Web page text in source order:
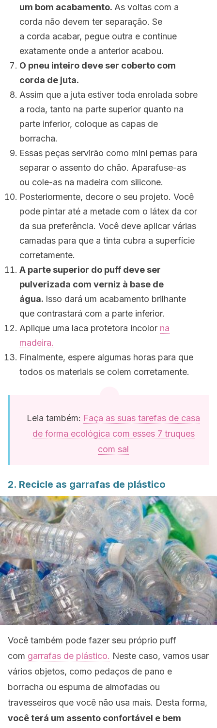
um bom acabamento. As voltas com a
corda não devem ter separação. Se
a corda acabar, pegue outra e continue
exatamente onde a anterior acabou.
O pneu inteiro deve ser coberto com
corda de juta.
Assim que a juta estiver toda enrolada sobre
a roda, tanto na parte superior quanto na
parte inferior, coloque as capas de
borracha.
Essas peças servirão como mini pernas para
separar o assento do chão. Aparafuse-as
ou cole-as na madeira com silicone.
Posteriormente, decore o seu projeto. Você
pode pintar até a metade com o látex da cor
da sua preferência. Você deve aplicar várias
camadas para que a tinta cubra a superfície
corretamente.
A parte superior do puff deve ser
pulverizada com verniz à base de
água. Isso dará um acabamento brilhante
que contrastará com a parte inferior.
Aplique uma laca protetora incolor na
madeira.
Finalmente, espere algumas horas para que
todos os materiais se colem corretamente.
Leia também: Faça as suas tarefas de casa
de forma ecológica com esses 7 truques
com sal
2. Recicle as garrafas de plástico
Você também pode fazer seu próprio puff
com garrafas de plástico. Neste caso, vamos usar
vários objetos, como pedaços de pano e
borracha ou espuma de almofadas ou
travesseiros que você não usa mais. Desta forma,
você terá um assento confortável e bem